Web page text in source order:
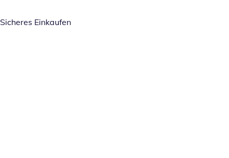
Sicheres Einkaufen